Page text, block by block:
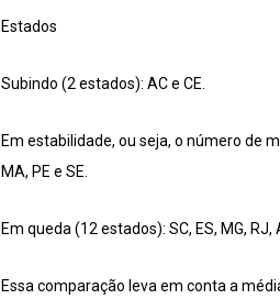
Estados
Subindo (2 estados): AC e CE.
Em estabilidade, ou seja, o número de
MA, PE e SE.
Em queda (12 estados): SC, ES, MG, RJ,
Essa comparação leva em conta a